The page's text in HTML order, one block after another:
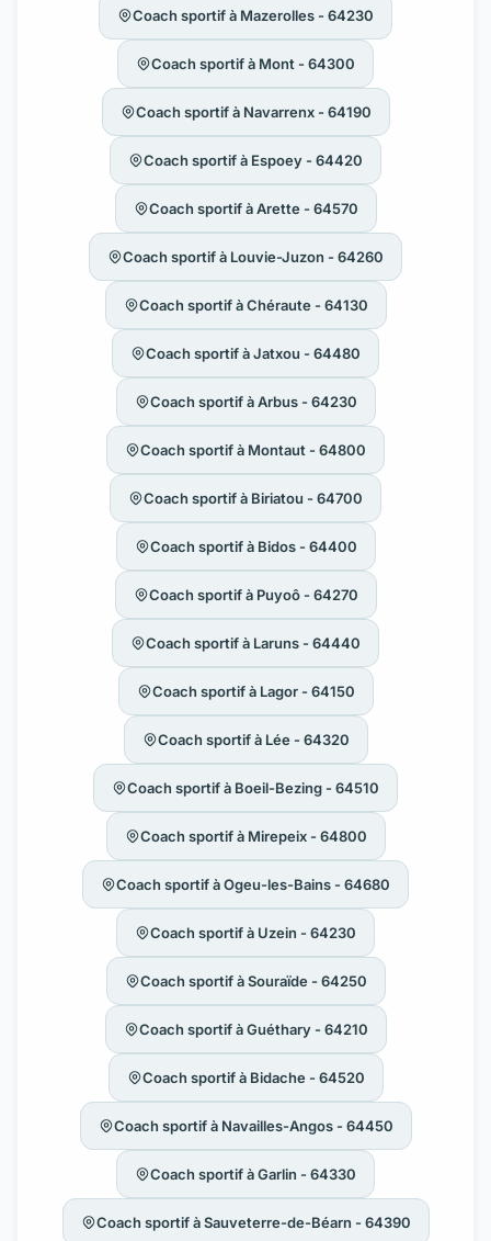
Coach sportif à Mazerolles - 64230
Coach sportif à Mont - 64300
Coach sportif à Navarrenx - 64190
Coach sportif à Espoey - 64420
Coach sportif à Arette - 64570
Coach sportif à Louvie-Juzon - 64260
Coach sportif à Chéraute - 64130
Coach sportif à Jatxou - 64480
Coach sportif à Arbus - 64230
Coach sportif à Montaut - 64800
Coach sportif à Biriatou - 64700
Coach sportif à Bidos - 64400
Coach sportif à Puyoô - 64270
Coach sportif à Laruns - 64440
Coach sportif à Lagor - 64150
Coach sportif à Lée - 64320
Coach sportif à Boeil-Bezing - 64510
Coach sportif à Mirepeix - 64800
Coach sportif à Ogeu-les-Bains - 64680
Coach sportif à Uzein - 64230
Coach sportif à Souraïde - 64250
Coach sportif à Guéthary - 64210
Coach sportif à Bidache - 64520
Coach sportif à Navailles-Angos - 64450
Coach sportif à Garlin - 64330
Coach sportif à Sauveterre-de-Béarn - 64390